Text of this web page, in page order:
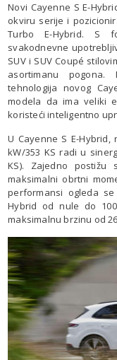
Novi Cayenne S E-
okviru serije i
Turbo E-Hybrid. S
svakodnevne
SUV i SUV Coupé
asortimanu pogona.
tehnologija novog
modela da ima veliki
koristeći inteligentno
U Cayenne S E-
kW/353 KS radi u
KS). Zajedno postižu
maksimalni obrtni
performansi ogleda
Hybrid od nule do
maksimalnu brzinu od